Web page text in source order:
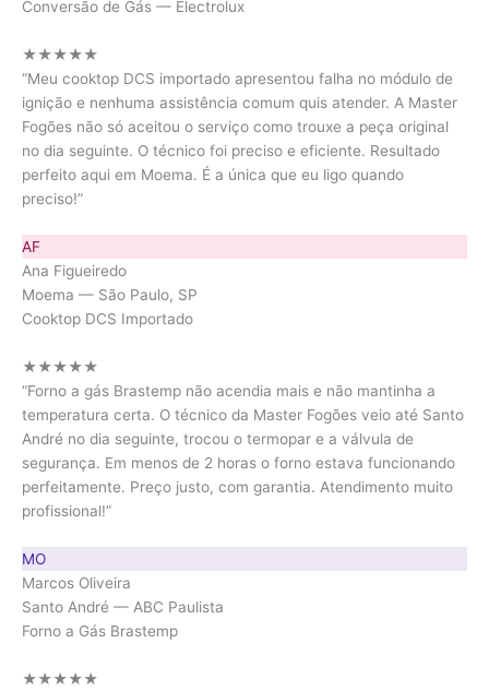
Conversão de Gás — Electrolux
★★★★★
“Meu cooktop DCS importado apresentou falha no módulo de
ignição e nenhuma assistência comum quis atender. A Master
Fogões não só aceitou o serviço como trouxe a peça original
no dia seguinte. O técnico foi preciso e eficiente. Resultado
perfeito aqui em Moema. É a única que eu ligo quando
preciso!”
AF
Ana Figueiredo
Moema — São Paulo, SP
Cooktop DCS Importado
★★★★★
“Forno a gás Brastemp não acendia mais e não mantinha a
temperatura certa. O técnico da Master Fogões veio até Santo
André no dia seguinte, trocou o termopar e a válvula de
segurança. Em menos de 2 horas o forno estava funcionando
perfeitamente. Preço justo, com garantia. Atendimento muito
profissional!”
MO
Marcos Oliveira
Santo André — ABC Paulista
Forno a Gás Brastemp
★★★★★